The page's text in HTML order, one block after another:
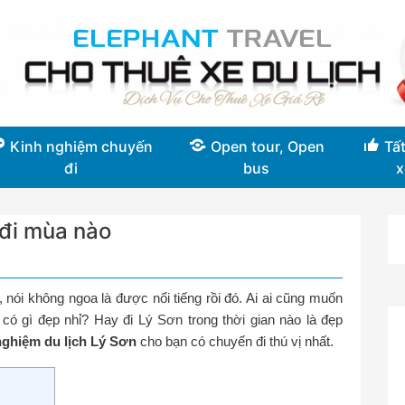
Kinh nghiệm chuyến
đi
Open tour, Open
bus
mùa nào
không ngoa là được nổi tiếng rồi đó. Ai ai cũng muốn
gì đẹp nhỉ? Hay đi Lý Sơn trong thời gian nào là đẹp
du lịch Lý Sơn cho bạn có chuyến đi thú vị nhất.